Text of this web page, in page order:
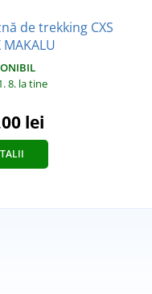
de trekking CXS
MAKALU
8. la tine
lei